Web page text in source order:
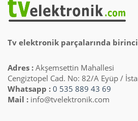
Tv elektronik parçalarında
Adres : Akşemsettin Mahallesi
Cengiztopel Cad. No: 82/A Eyüp /
Whatsapp : 0 535 889 43 69
Mail : info@tvelektronik.com